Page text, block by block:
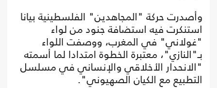
وأصدرت حركة "المجاهدين" الفلسطينية بيانا
استنكرت فيه استضافة جنود من لواء
"غولاني" في المغرب، ووصفت اللواء
بـ"النازي"، معتبرة الخطوة امتدادا لما أسمته
"الانحدار الأخلاقي والإنساني في مسلسل
التطبيع مع الكيان الصهيوني".